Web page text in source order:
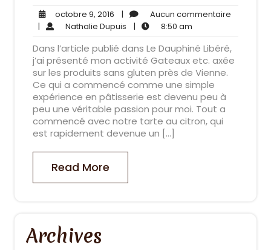
octobre 9, 2016 octobre
9,
2016
| Aucun commentaire
| Nathalie Dupuis Nathalie
Dupuis
| 8:50 am
am
Dans l’article publié dans Le Dauphiné Libéré,
j’ai présenté mon activité Gateaux etc. axée
sur les produits sans gluten près de Vienne.
Ce qui a commencé comme une simple
expérience en pâtisserie est devenu peu à
peu une véritable passion pour moi. Tout a
commencé avec notre tarte au citron, qui
est rapidement devenue un […]
Read More
Archives